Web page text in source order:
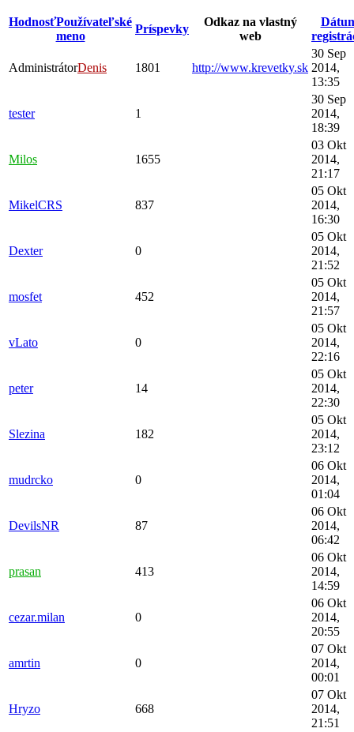
HodnosťPoužívateľské
meno
Príspevky
Odkaz na vlastný
web
AdministrátorDenis 1801 http://www.krevetky.sk
30 Sep
2014,
13:35
tester 1
30 Sep
2014,
18:39
Milos 1655
03 Okt
2014,
21:17
MikelCRS 837
05 Okt
2014,
16:30
Dexter 0
05 Okt
2014,
21:52
mosfet 452
05 Okt
2014,
21:57
vLato 0
05 Okt
2014,
22:16
peter 14
05 Okt
2014,
22:30
Slezina 182
05 Okt
2014,
23:12
mudrcko 0
06 Okt
2014,
01:04
DevilsNR 87
06 Okt
2014,
06:42
prasan 413
06 Okt
2014,
14:59
cezar.milan 0
06 Okt
2014,
20:55
amrtin 0
07 Okt
2014,
00:01
Hryzo 668
07 Okt
2014,
21:51